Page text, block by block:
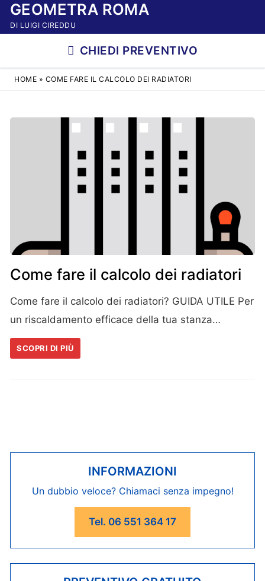
VaiGEOMETRA ROMA
DI LUIGI CIREDDU
CHIEDI PREVENTIVO
HOME » COME FARE IL CALCOLO DEI RADIATORI
Come fare il calcolo dei radiatori
Come fare il calcolo dei radiatori? GUIDA UTILE Per
un riscaldamento efficace della tua stanza…
SCOPRI DI PIÙ
INFORMAZIONI
Un dubbio veloce? Chiamaci senza impegno!
Tel. 06 551 364 17